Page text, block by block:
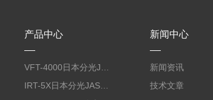
产品中心 新闻中心
新闻资讯
技术文章